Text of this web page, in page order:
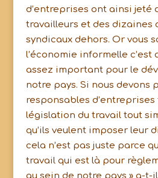
d’entreprises ont ainsi jeté
travailleurs et des dizaines
syndicaux dehors. Or vous
l’économie informelle c’est
assez important pour le
notre pays. Si nous devons
responsables
législation du travail tout
qu’ils veulent imposer leur
cela n’est pas juste parce
travail qui est là pour
au sein de notre pays » a-t-